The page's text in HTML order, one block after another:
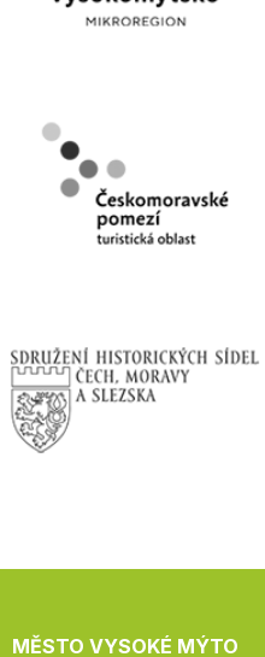
MĚSTO VYSOKÉ MÝTO